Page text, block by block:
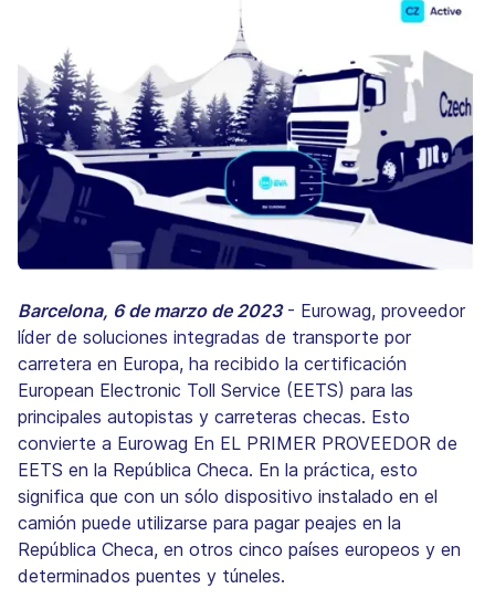
Barcelona, 6 de marzo de 2023- Eurowag, proveedor
líder de soluciones integradas de transporte por
carretera en Europa, ha recibido la certificación
European Electronic Toll Service (EETS) para las
principales autopistas y carreteras checas. Esto
convierte a Eurowag En EL PRIMER PROVEEDOR de
EETS en la República Checa. En la práctica, esto
significa que con un sólo dispositivo instalado en el
camión puede utilizarse para pagar peajes en la
República Checa, en otros cinco países europeos y en
determinados puentes y túneles.